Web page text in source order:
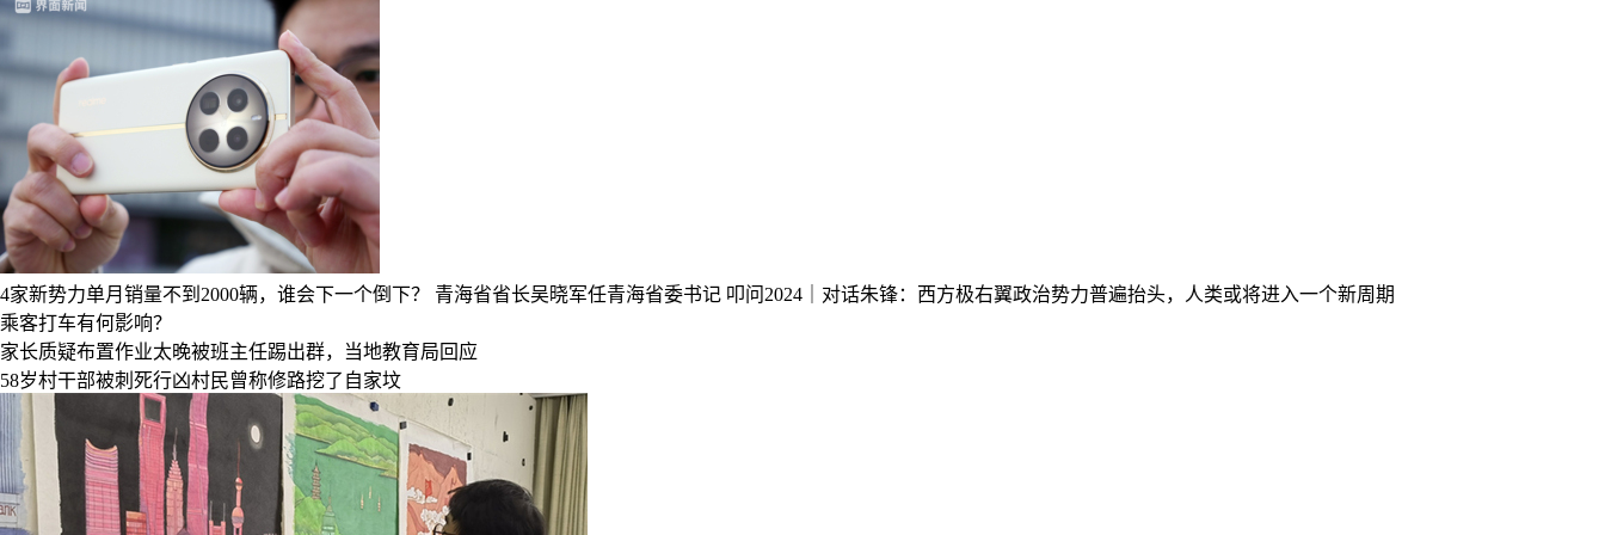
4家新势力单月销量不到2000辆，谁会下一个倒下？ 青海省省长吴晓军任青海省委书记 叩问2024｜对话朱锋：西方极右翼政治势力普遍抬头，人类或将进入一个新周期
乘客打车有何影响？
家长质疑布置作业太晚被班主任踢出群，当地教育局回应
58岁村干部被刺死行凶村民曾称修路挖了自家坟